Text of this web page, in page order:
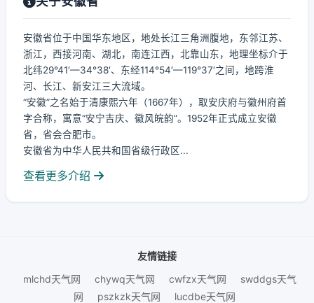
安徽省位于中国华东地区，地处长江三角洲腹地，东邻江苏、
浙江，西接河南、湖北，南连江西，北靠山东，地理坐标介于
北纬29°41′—34°38′、东经114°54′—119°37′之间，地跨淮
河、长江、新安江三大流域。
“安徽”之名始于清康熙六年（1667年），取安庆府与徽州府首
字合称，寓意“安宁吉庆、徽风皖韵”。1952年正式成立安徽
省，省会合肥市。
安徽省为中华人民共和国省级行政区...
查看更多介绍
友情链接
mlchd天气网
chywq天气网 cwfzx天气网
swddgs天气
网
pszkzk天气网 lucdbe天气网